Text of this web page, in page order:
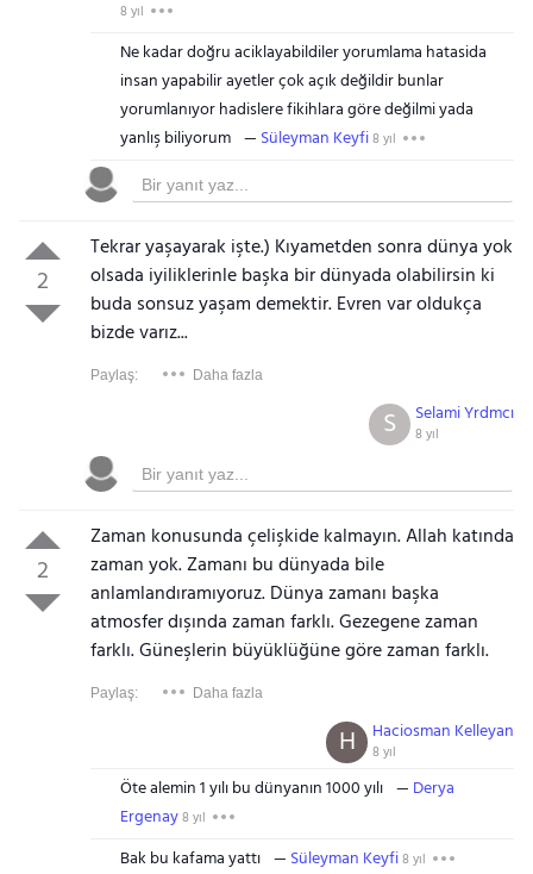
8 yıl
Ne kadar doğru aciklayabildiler yorumlama hatasida
insan yapabilir ayetler çok açık değildir bunlar
yorumlanıyor hadislere fikihlara göre değilmi yada
yanlış biliyorum
Süleyman Keyfi8 yıl
2
Tekrar yaşayarak işte.) Kıyametden sonra dünya yok
olsada iyiliklerinle başka bir dünyada olabilirsin ki
buda sonsuz yaşam demektir. Evren var oldukça
bizde varız...
Paylaş: Daha fazla
Selami Yrdmcı
8 yıl
S
2
Zaman konusunda çelişkide kalmayın. Allah katında
zaman yok. Zamanı bu dünyada bile
anlamlandıramıyoruz. Dünya zamanı başka
atmosfer dışında zaman farklı. Gezegene zaman
farklı. Güneşlerin büyüklüğüne göre zaman farklı.
Paylaş: Daha fazla
Haciosman Kelleyan
8 yıl
H
Öte alemin 1 yılı bu dünyanın 1000 yılı
Derya
Ergenay8 yıl
Bak bu kafama yattı Süleyman Keyfi8 yıl